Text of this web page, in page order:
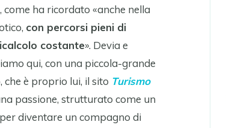
come ha ricordato «anche nella
con percorsi pieni di
costante». Devia e
qui, con una piccola-grande
che è proprio lui, il sito Turismo
passione, strutturato come un
diventare un compagno di